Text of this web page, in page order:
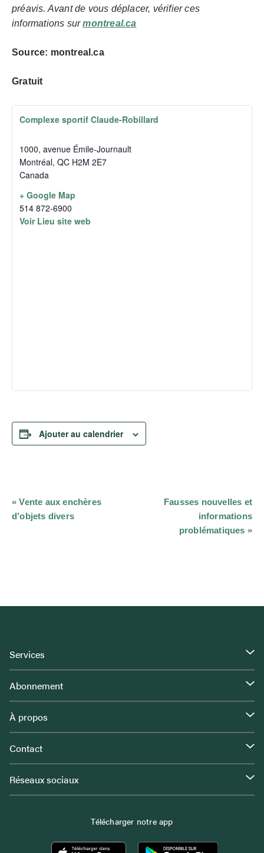
préavis. Avant de vous déplacer, vérifier ces
informations surmontreal.ca
Source: montreal.ca
Gratuit
Complexe sportif Claude-Robillard
1000, avenue Émile-Journault
Montréal, QC H2M 2E7
Canada
+ Google Map
514 872-6900
Voir Lieu site web
Ajouter au calendrier
Navigation
Évènement
« Vente aux enchères
d’objets divers
Fausses nouvelles et
informations
problématiques »
Services
Abonnement
À propos
Contact
Réseaux sociaux
Télécharger notre app